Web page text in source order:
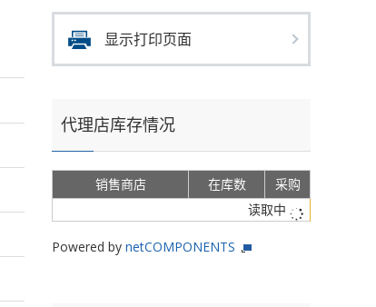
显示打印页面
代理店库存情况
销售商店 在库数
采购
读取中
Powered by netCOMPONENTS